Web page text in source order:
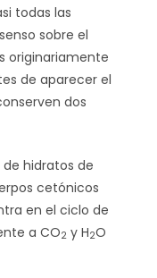
todas las
sobre el
originariamente
de aparecer el
dos
de hidratos de
cetónicos
en el ciclo de
a CO2 y H2O